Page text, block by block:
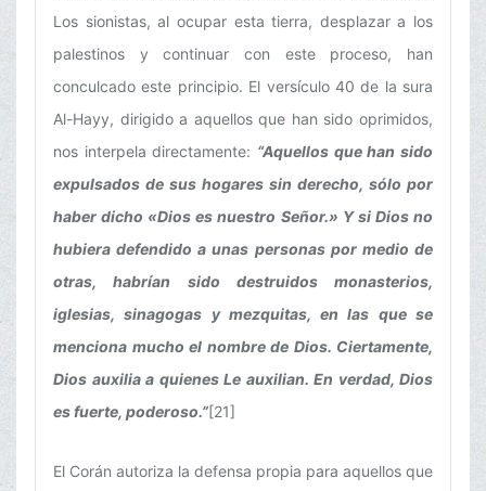
Los sionistas, al ocupar esta tierra, desplazar a los
palestinos y continuar con este proceso, han
conculcado este principio. El versículo 40 de la sura
Al-Hayy, dirigido a aquellos que han sido oprimidos,
nos interpela directamente: “Aquellos que han sido
expulsados de sus hogares sin derecho, sólo por
haber dicho «Dios es nuestro Señor.» Y si Dios no
hubiera defendido a unas personas por medio de
otras, habrían sido destruidos monasterios,
iglesias, sinagogas y mezquitas, en las que se
menciona mucho el nombre de Dios. Ciertamente,
Dios auxilia a quienes Le auxilian. En verdad, Dios
es fuerte, poderoso.”[21]
El Corán autoriza la defensa propia para aquellos que